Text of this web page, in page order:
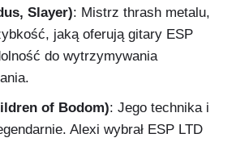
Slayer): Mistrz thrash metalu,
jaką oferują gitary ESP
do wytrzymywania
of Bodom): Jego technika i
Alexi wybrał ESP LTD